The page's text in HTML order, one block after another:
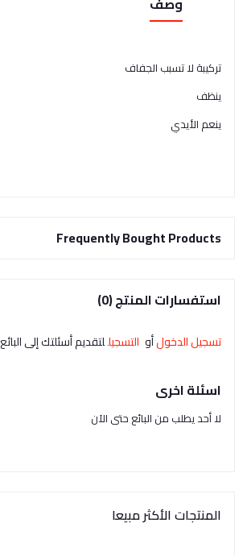
تركيبة لا تسبب الجفاف
ينظف
ينعم الأيدي
Frequently Bought Products
استفسارات المنتج (0)
تسجيل الدخولأو التسجيللتقديم أسئلتك إلى البائع
اسئلة اخرى
لا أحد يطلب من البائع حتى الآن
المنتجات الأكثر مبيعا